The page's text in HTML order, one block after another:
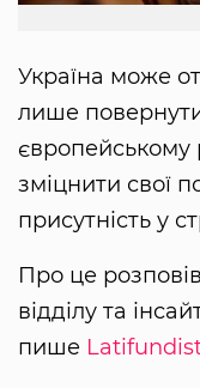
Україна може
лише
європейському
зміцнити свої
присутність у
Про це
відділу та
пише